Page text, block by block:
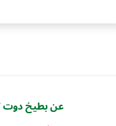
عن بطيخ دوت